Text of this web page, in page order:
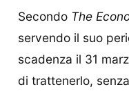
Secondo The
servendo il suo
scadenza il 31
di trattenerlo,